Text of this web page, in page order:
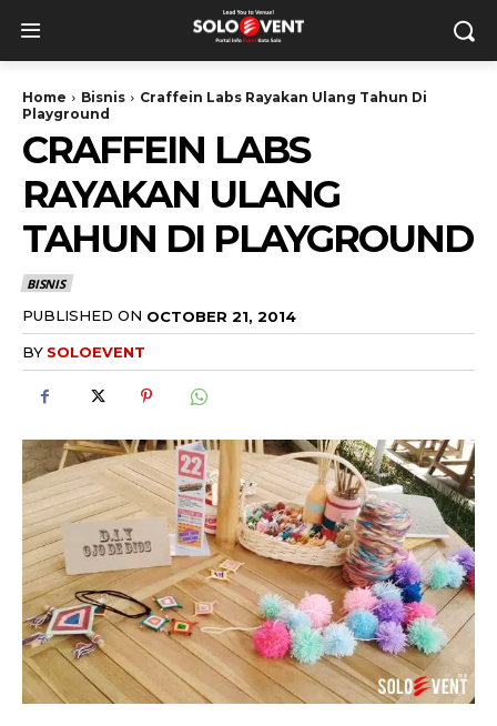
Home Bisnis
Craffein Labs Rayakan Ulang Tahun Di
Playground
CRAFFEIN LABS
RAYAKAN ULANG
TAHUN DI PLAYGROUND
BISNIS
PUBLISHED ON OCTOBER 21, 2014
BY SOLOEVENT